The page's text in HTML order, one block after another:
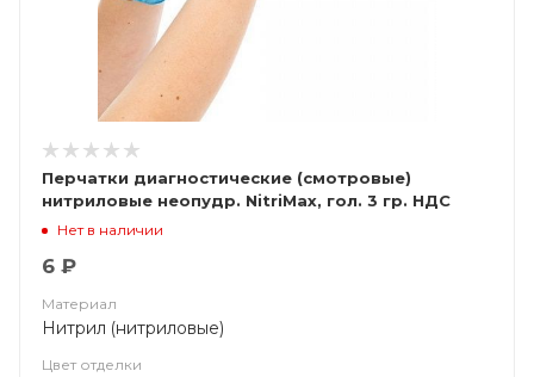
Перчатки диагностические (смотровые)
нитриловые неопудр. NitriMax, гол. 3 гр. НДС
(10%)
Нет в наличии
6 ₽
Материал
Нитрил (нитриловые)
Цвет отделки